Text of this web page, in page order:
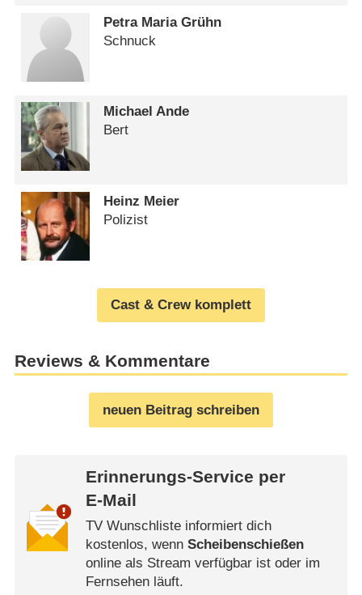
Petra Maria Grühn
Schnuck
Michael Ande
Bert
Heinz Meier
Polizist
Cast & Crew komplett
Reviews & Kommentare
neuen Beitrag schreiben
Erinnerungs-Service per
E-Mail
TV Wunschliste informiert dich
kostenlos, wenn Scheibenschießen
online als Stream verfügbar ist oder im
Fernsehen läuft.